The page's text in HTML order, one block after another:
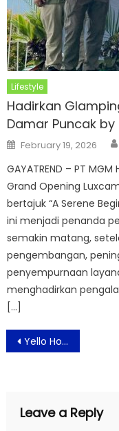
Lifestyle
Hadirkan
Damar Puncak by
Posted
on
February 19, 2026
GAYATREND – PT
Grand Opening
bertajuk “A Serene
ini menjadi penanda
semakin matang,
pengembangan,
penyempurnaan
menghadirkan
[…]
Post
navigation
Yello Hotel Harmoni Meriahkan Idul Fitri dengan Paket “THR – The Holiday Retreat” dan Taman Bermain “Little Driver”
Leave a Reply